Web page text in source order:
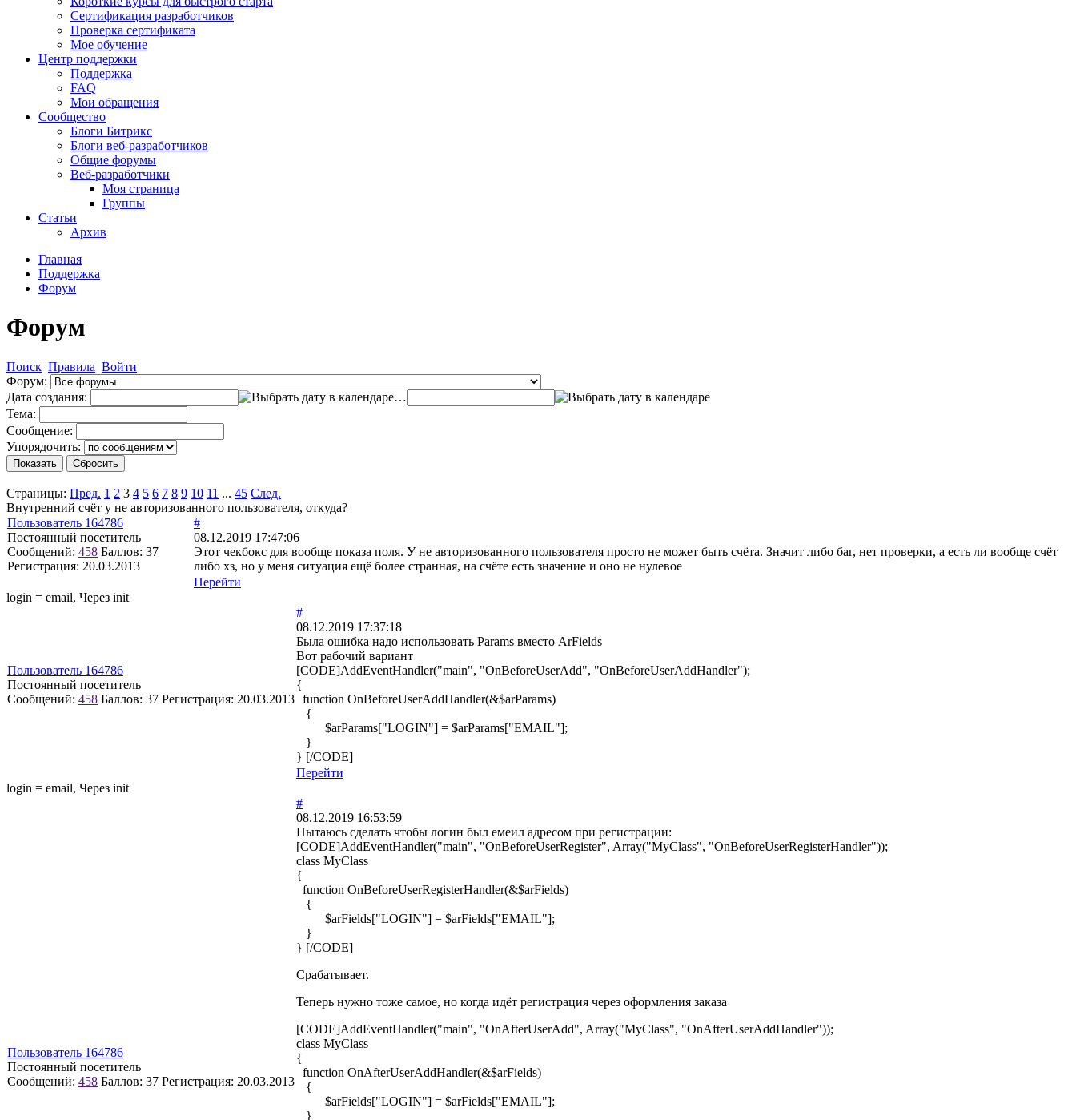
Сертификация разработчиков
Проверка сертификата
Мое обучение
Центр поддержки
Поддержка
FAQ
Мои обращения
Сообщество
Блоги Битрикс
Блоги веб-разработчиков
Общие форумы
Веб-разработчики
Моя страница
Группы
Статьи
Архив
Главная
Поддержка
Форум
Форум
Поиск Правила Войти
Форум:
Дата создания:
…
Тема:
Сообщение:
Упорядочить:
Страницы: Пред. 1 2 3 4 5 6 7 8 9 10 11 ... 45 След.
Внутренний счёт у не авторизованного пользователя, откуда?
Пользователь 164786
Постоянный посетитель
Сообщений: 458 Баллов: 37
Регистрация: 20.03.2013
#
08.12.2019 17:47:06
Этот чекбокс для вообще показа поля. У не авторизованного пользователя просто не может быть счёта. Значит либо баг, нет проверки, а есть ли вообще счёт
либо хз, но у меня ситуация ещё более странная, на счёте есть значение и оно не нулевое
Перейти
login = email, Через init
Пользователь 164786
Постоянный посетитель
Сообщений: 458 Баллов: 37 Регистрация: 20.03.2013
#
08.12.2019 17:37:18
Была ошибка надо использовать Params вместо ArFields
Вот рабочий вариант
[CODE]AddEventHandler("main", "OnBeforeUserAdd", "OnBeforeUserAddHandler");
{
function OnBeforeUserAddHandler(&$arParams)
{
$arParams["LOGIN"] = $arParams["EMAIL"];
}
} [/CODE]
Перейти
login = email, Через init
Пользователь 164786
Постоянный посетитель
Сообщений: 458 Баллов: 37 Регистрация: 20.03.2013
#
08.12.2019 16:53:59
Пытаюсь сделать чтобы логин был емеил адресом при регистрации:
[CODE]AddEventHandler("main", "OnBeforeUserRegister", Array("MyClass", "OnBeforeUserRegisterHandler"));
class MyClass
{
function OnBeforeUserRegisterHandler(&$arFields)
{
$arFields["LOGIN"] = $arFields["EMAIL"];
}
} [/CODE]
Срабатывает.
Теперь нужно тоже самое, но когда идёт регистрация через оформления заказа
[CODE]AddEventHandler("main", "OnAfterUserAdd", Array("MyClass", "OnAfterUserAddHandler"));
class MyClass
{
function OnAfterUserAddHandler(&$arFields)
{
$arFields["LOGIN"] = $arFields["EMAIL"];
}